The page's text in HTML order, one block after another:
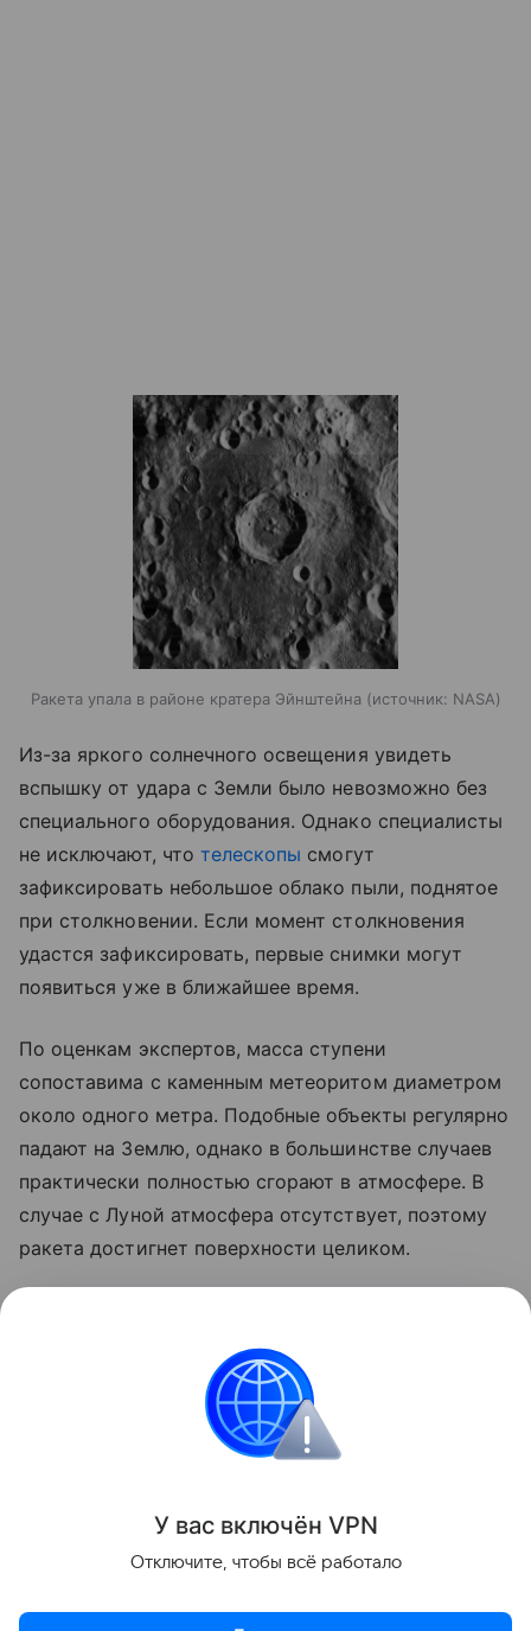
Ракета упала в районе кратера Эйнштейна источник: NASA
Из-за яркого солнечного освещения увидеть
вспышку от удара с Земли было невозможно без
специального оборудования. Однако специалисты
не исключают, что телескопы смогут
зафиксировать небольшое облако пыли, поднятое
при столкновении. Если момент столкновения
удастся зафиксировать, первые снимки могут
появиться уже в ближайшее время.
По оценкам экспертов, масса ступени
сопоставима с каменным метеоритом диаметром
около одного метра. Подобные объекты регулярно
падают на Землю, однако в большинстве случаев
практически полностью сгорают в атмосфере. В
случае с Луной атмосфера отсутствует, поэтому
ракета достигнет поверхности целиком.
об атмосфере древней Земли.
Луна российские ученые
Поделиться
У вас включён VPN
Отключите, чтобы всё работало